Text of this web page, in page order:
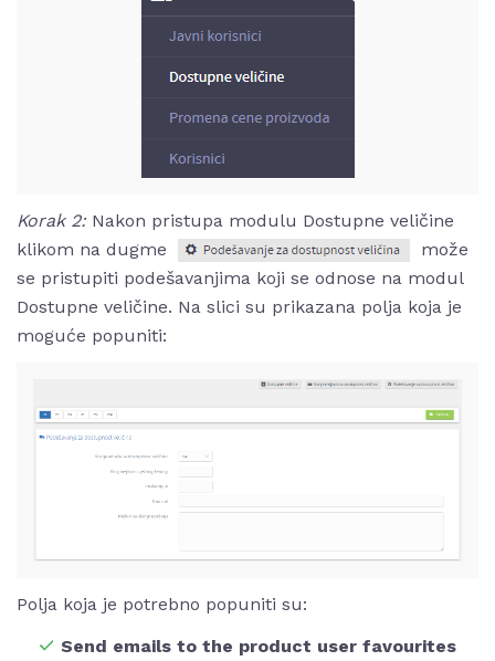
Korak 2: Nakon pristupa modulu Dostupne veličine
klikom na dugme
može
se pristupiti podešavanjima koji se odnose na modul
Dostupne veličine. Na slici su prikazana polja koja je
moguće popuniti:
Polja koja je potrebno popuniti su:
Send emails to the product user favourites